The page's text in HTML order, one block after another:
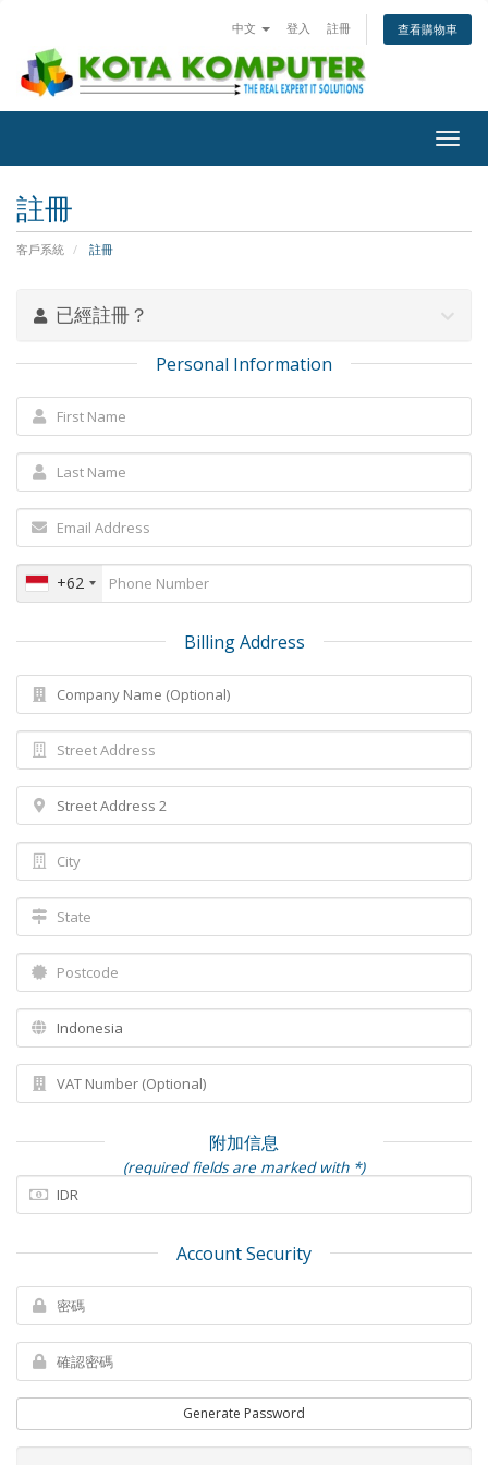
中文 登入 註冊 查看購物車
註冊
客戶系統 註冊
已經註冊？
Personal Information
+62
Billing Address
附加信息
(required fields are marked with *)
Account Security
Generate Password